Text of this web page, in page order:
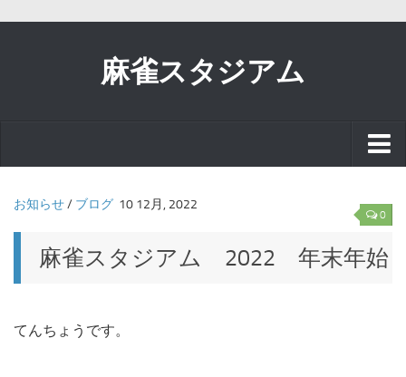
麻雀スタジアム
スタッフブログ
お知らせ
0
お知らせ/ ブログ 10 12月, 2022
麻雀スタジアム 2022 年末年始
てんちょうです。